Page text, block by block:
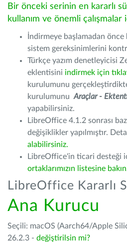
Bir önceki serinin en kararlı
kullanım ve önemli
İndirmeye başlamadan önce
sistem gereksinimlerini
Türkçe yazım denetleyicisi
eklentisini indirmek için
kurulumunu
kurulumunu Araçlar -
yapabilirsiniz.
LibreOffice 4.1.2 sonrası
değişiklikler yapılmıştır.
alabilirsiniz.
LibreOffice'in ticari desteği
ortaklarımızın listesine bakın
LibreOffice Kararlı
Ana Kurucu
Seçili: macOS (Aarch64/Apple
26.2.3 - değiştirilsin mi?